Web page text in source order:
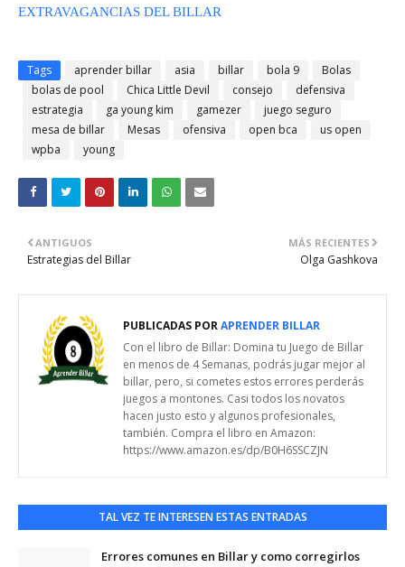
EXTRAVAGANCIAS DEL BILLAR
Tags aprender billar asia billar bola 9
Bolas
bolas de pool
Chica Little Devil consejo
defensiva
estrategia
ga young kim gamezer
juego seguro
mesa de billar
Mesas ofensiva open bca
us open
wpba
young
MÁS RECIENTES
Olga Gashkova
ANTIGUOS
Estrategias del Billar
PUBLICADAS PORAPRENDER BILLAR
Con el libro de Billar: Domina tu Juego de Billar
en menos de 4 Semanas, podrás jugar mejor al
billar, pero, si cometes estos errores perderás
juegos a montones. Casi todos los novatos
hacen justo esto y algunos profesionales,
también. Compra el libro en Amazon:
https://www.amazon.es/dp/B0H6SSCZJN
TAL VEZ TE INTERESEN ESTAS ENTRADAS
Errores comunes en Billar y como corregirlos